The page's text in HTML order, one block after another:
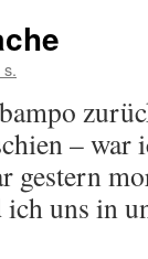
– war
gestern
uns in